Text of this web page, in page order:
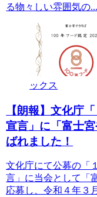
る物々しい雰囲気の...
ックス
【朗報】文化庁
宣言」に「富士
ばれました！
文化庁にて公募の「
言」に当会として「
応募し、令和４年３